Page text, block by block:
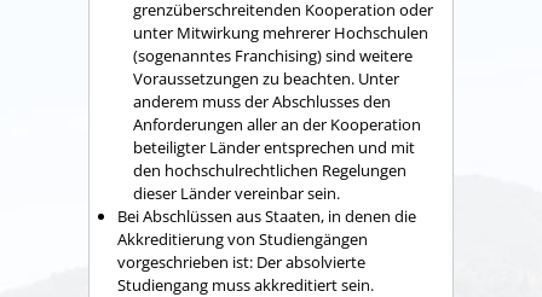
grenzüberschreitenden Kooperation oder
unter Mitwirkung mehrerer Hochschulen
(sogenanntes Franchising) sind weitere
Voraussetzungen zu beachten. Unter
anderem muss der Abschlusses den
Anforderungen aller an der Kooperation
beteiligter Länder entsprechen und mit
den hochschulrechtlichen Regelungen
dieser Länder vereinbar sein.
Bei Abschlüssen aus Staaten, in denen die
Akkreditierung von Studiengängen
vorgeschrieben ist: Der absolvierte
Studiengang muss akkreditiert sein.